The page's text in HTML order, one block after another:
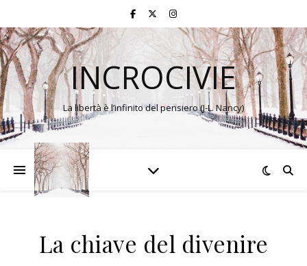
INCROCIVIE
La libertà è l’infinito del pensiero (J-L. Nancy)
La chiave del divenire